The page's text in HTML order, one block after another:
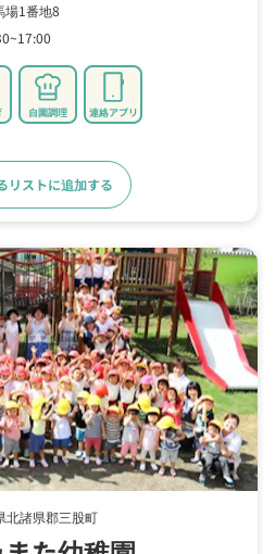
場1番地8
自園調理 連絡アプリ
リストに追加する
北諸県郡三股町